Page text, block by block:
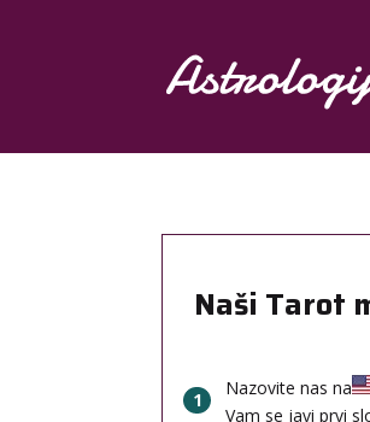
820/77-321
Naši Tarot
1
Nazovite nas na
Vam se javi prvi